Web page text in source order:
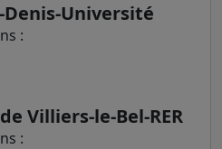
Université
:
Villiers-le-Bel-RER
: